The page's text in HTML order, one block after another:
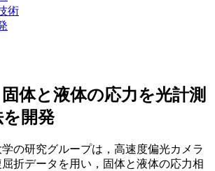
術
体と液体の応力を光計測
開発
の研究グループは，高速度偏光カメラ
折データを用い，固体と液体の応力相